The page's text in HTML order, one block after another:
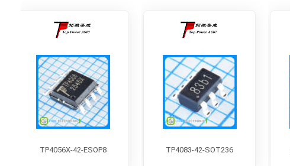
TP4083-42-SOT236
TP4056X-42-ESOP8